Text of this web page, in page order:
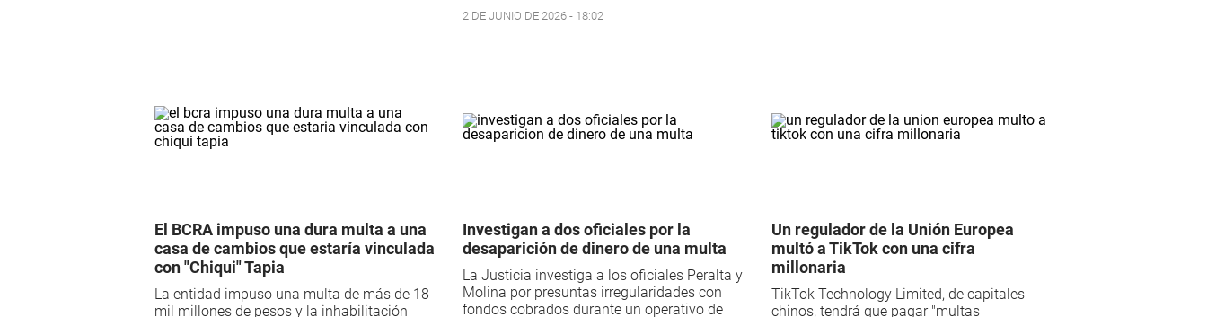
2 DE JUNIO DE 2026 - 18:02
El BCRA impuso una dura multa a una
casa de cambios que estaría vinculada
con "Chiqui" Tapia
La entidad impuso una multa de más de 18
mil millones de pesos y la inhabilitación
Investigan a dos oficiales por la
desaparición de dinero de una multa
La Justicia investiga a los oficiales Peralta y
Molina por presuntas irregularidades con
fondos cobrados durante un operativo de
Un regulador de la Unión Europea
multó a TikTok con una cifra
millonaria
TikTok Technology Limited, de capitales
chinos, tendrá que pagar "multas